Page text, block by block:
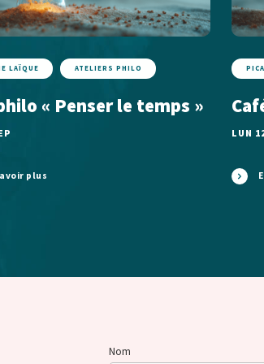
LAÏQUE ATELIERS PHILO
« Penser le temps »
plus
LUN
Nom